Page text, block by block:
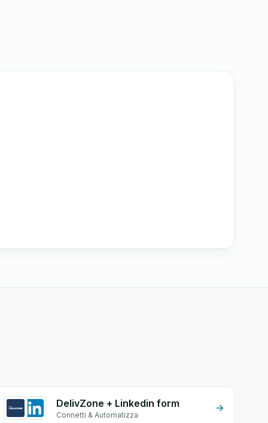
DelivZone + Linkedin form
Connetti & Automatizza